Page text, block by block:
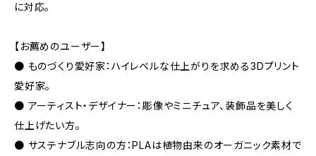
に対応。
【お薦めのユーザー】
● ものづくり愛好家：ハイレベルな仕上がりを求める3Dプリント
愛好家。
● アーティスト・デザイナー：彫像やミニチュア、装飾品を美しく
仕上げたい方。
● サステナブル志向の方：PLAは植物由来のオーガニック素材で